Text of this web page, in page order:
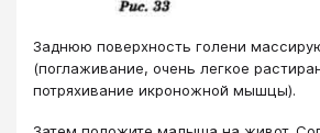
Заднюю поверхность голени
(поглаживание, очень легкое
потряхивание икроножной мышцы).